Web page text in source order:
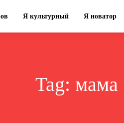
Я культурный Я новатор
Tag: мама